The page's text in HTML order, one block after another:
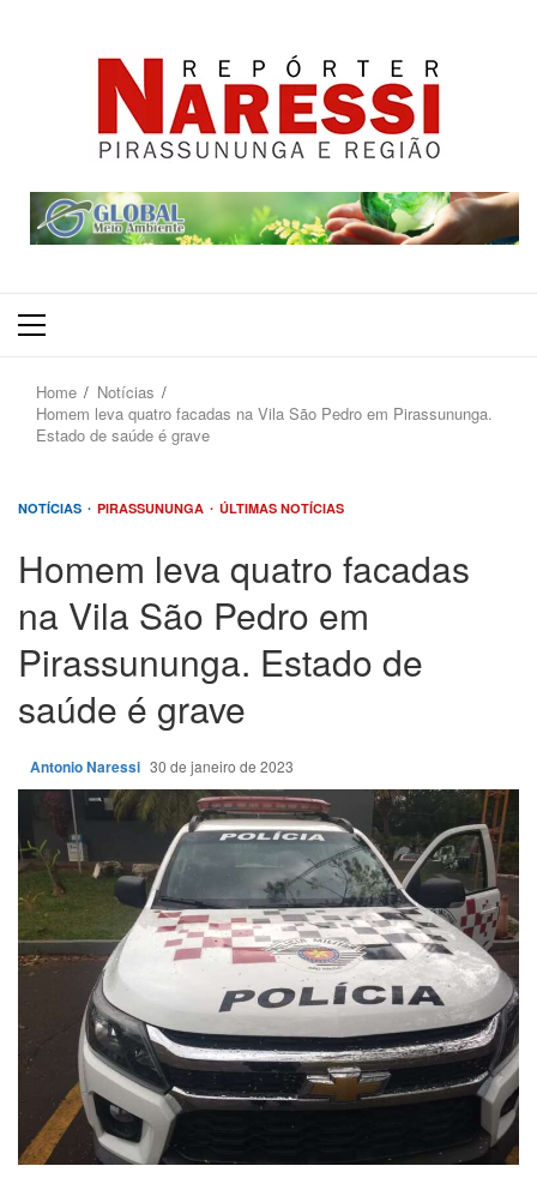
Primary
Home
Notícias
Homem leva quatro facadas na Vila São Pedro em Pirassununga.
Estado de saúde é grave
NOTÍCIAS PIRASSUNUNGA ÚLTIMAS NOTÍCIAS
Homem leva quatro facadas
na Vila São Pedro em
Pirassununga. Estado de
saúde é grave
Antonio Naressi 30 de janeiro de 2023